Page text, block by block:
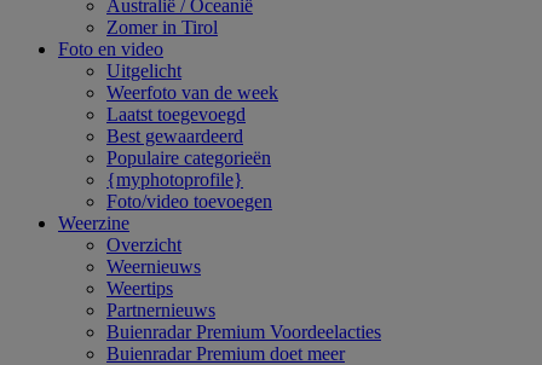
Australië / Oceanië
Zomer in Tirol
Foto en video
Uitgelicht
Weerfoto van de week
Laatst toegevoegd
Best gewaardeerd
Populaire categorieën
{myphotoprofile}
Foto/video toevoegen
Weerzine
Overzicht
Weernieuws
Weertips
Partnernieuws
Buienradar Premium Voordeelacties
Buienradar Premium doet meer